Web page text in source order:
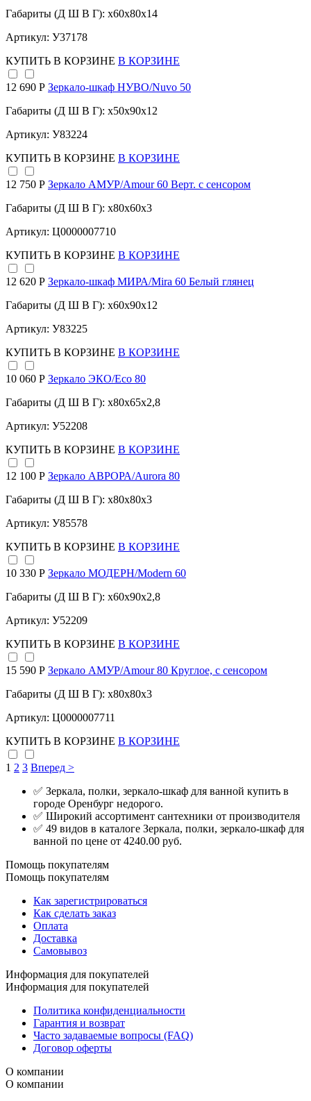
Габариты (Д Ш В Г): x60x80x14
Артикул: У37178
КУПИТЬ В КОРЗИНЕ В КОРЗИНЕ
12 690 Р Зеркало-шкаф НУВО/Nuvo 50
Габариты (Д Ш В Г): x50x90x12
Артикул: У83224
КУПИТЬ В КОРЗИНЕ В КОРЗИНЕ
12 750 Р Зеркало АМУР/Amour 60 Верт. с сенсором
Габариты (Д Ш В Г): x80x60x3
Артикул: Ц0000007710
КУПИТЬ В КОРЗИНЕ В КОРЗИНЕ
12 620 Р Зеркало-шкаф МИРА/Mira 60 Белый глянец
Габариты (Д Ш В Г): x60x90x12
Артикул: У83225
КУПИТЬ В КОРЗИНЕ В КОРЗИНЕ
10 060 Р Зеркало ЭКО/Eco 80
Габариты (Д Ш В Г): x80x65x2,8
Артикул: У52208
КУПИТЬ В КОРЗИНЕ В КОРЗИНЕ
12 100 Р Зеркало АВРОРА/Aurora 80
Габариты (Д Ш В Г): x80x80x3
Артикул: У85578
КУПИТЬ В КОРЗИНЕ В КОРЗИНЕ
10 330 Р Зеркало МОДЕРН/Modern 60
Габариты (Д Ш В Г): x60x90x2,8
Артикул: У52209
КУПИТЬ В КОРЗИНЕ В КОРЗИНЕ
15 590 Р Зеркало АМУР/Amour 80 Круглое, с сенсором
Габариты (Д Ш В Г): x80x80x3
Артикул: Ц0000007711
КУПИТЬ В КОРЗИНЕ В КОРЗИНЕ
1 2 3 Вперед >
✅ Зеркала, полки, зеркало-шкаф для ванной купить в
городе Оренбург недорого.
✅ Широкий ассортимент сантехники от производителя
✅ 49 видов в каталоге Зеркала, полки, зеркало-шкаф для
ванной по цене от 4240.00 руб.
Помощь покупателям
Помощь покупателям
Как зарегистрироваться
Как сделать заказ
Оплата
Доставка
Самовывоз
Информация для покупателей
Информация для покупателей
Политика конфиденциальности
Гарантия и возврат
Часто задаваемые вопросы (FAQ)
Договор оферты
О компании
О компании